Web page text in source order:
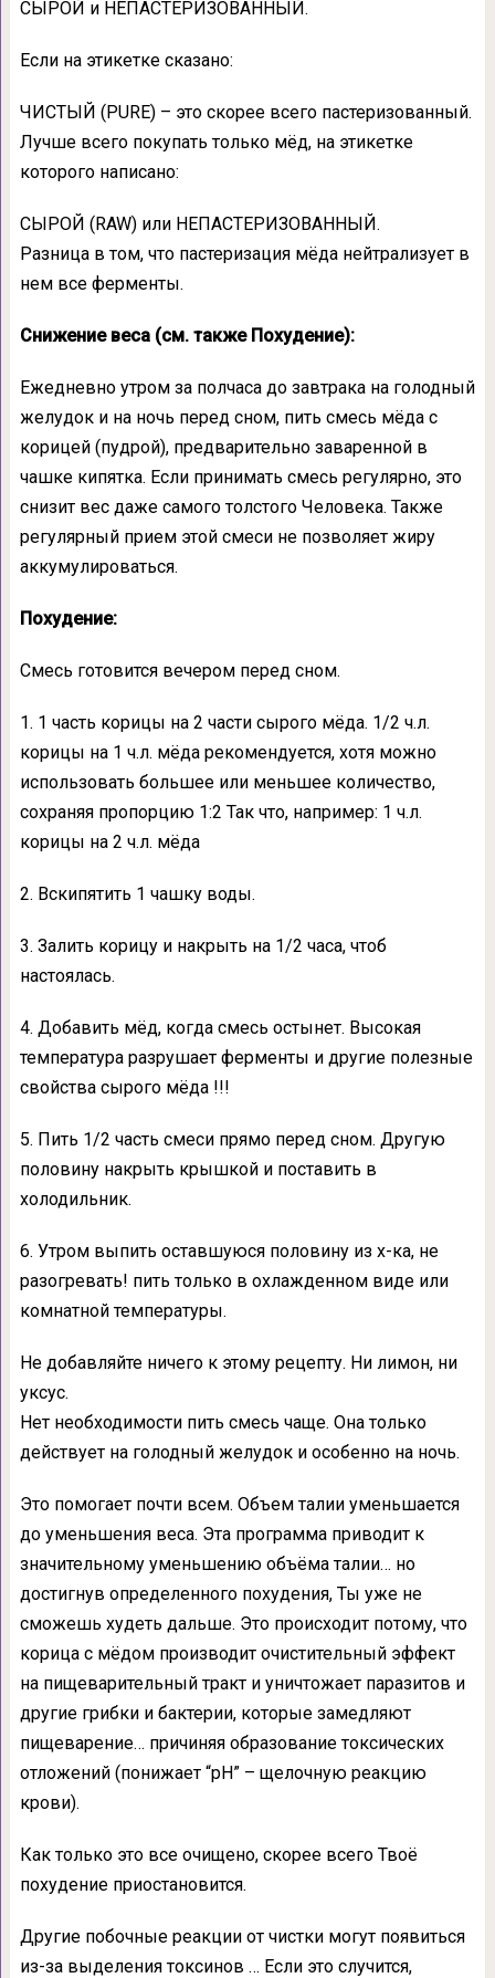
СЫРОЙ и НЕПАСТЕРИЗОВАННЫЙ.
Если на этикетке сказано:
ЧИСТЫЙ (PURE) – это скорее всего пастеризованный.
Лучше всего покупать только мёд, на этикетке
которого написано:
СЫРОЙ (RAW) или НЕПАСТЕРИЗОВАННЫЙ.
Разница в том, что пастеризация мёда нейтрализует в
нем все ферменты.
Снижение веса (см. также Похудение):
Ежедневно утром за полчаса до завтрака на голодный
желудок и на ночь перед сном, пить смесь мёда с
корицей (пудрой), предварительно заваренной в
чашке кипятка. Если принимать смесь регулярно, это
снизит вес даже самого толстого Человека. Также
регулярный прием этой смеси не позволяет жиру
аккумулироваться.
Похудение:
Смесь готовится вечером перед сном.
1. 1 часть корицы на 2 части сырого мёда. 1/2 ч.л.
корицы на 1 ч.л. мёда рекомендуется, хотя можно
использовать большее или меньшее количество,
сохраняя пропорцию 1:2 Так что, например: 1 ч.л.
корицы на 2 ч.л. мёда
2. Вскипятить 1 чашку воды.
3. Залить корицу и накрыть на 1/2 часа, чтоб
настоялась.
4. Добавить мёд, когда смесь остынет. Высокая
температура разрушает ферменты и другие полезные
свойства сырого мёда !!!
5. Пить 1/2 часть смеси прямо перед сном. Другую
половину накрыть крышкой и поставить в
холодильник.
6. Утром выпить оставшуюся половину из х-ка, не
разогревать! пить только в охлажденном виде или
комнатной температуры.
Не добавляйте ничего к этому рецепту. Ни лимон, ни
уксус.
Нет необходимости пить смесь чаще. Она только
действует на голодный желудок и особенно на ночь.
Это помогает почти всем. Объем талии уменьшается
до уменьшения веса. Эта программа приводит к
значительному уменьшению объёма талии… но
достигнув определенного похудения, Ты уже не
сможешь худеть дальше. Это происходит потому, что
корица с мёдом производит очистительный эффект
на пищеварительный тракт и уничтожает паразитов и
другие грибки и бактерии, которые замедляют
пищеварение… причиняя образование токсических
отложений (понижает “рН” – щелочную реакцию
крови).
Как только это все очищено, скорее всего Твоё
похудение приостановится.
Другие побочные реакции от чистки могут появиться
из-за выделения токсинов … Если это случится,